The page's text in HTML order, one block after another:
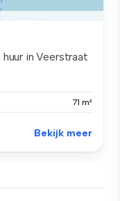
in Veerstraat
71 m²
Bekijk meer